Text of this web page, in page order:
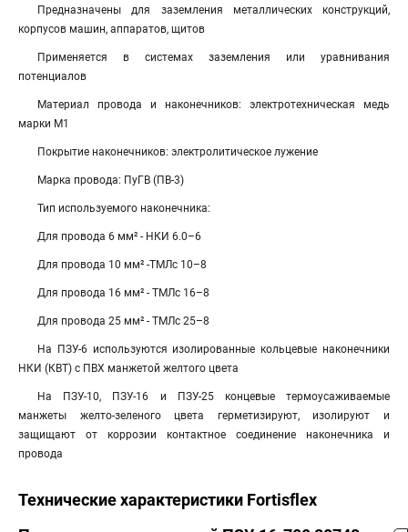
Предназначены для заземления металлических конструкций,
корпусов машин, аппаратов, щитов
Применяется в системах заземления или уравнивания
потенциалов
Материал провода и наконечников: электротехническая медь
марки М1
Покрытие наконечников: электролитическое лужение
Марка провода: ПуГВ (ПВ-3)
Тип используемого наконечника:
Для провода 6 мм² - НКИ 6.0–6
Для провода 10 мм² -ТМЛс 10–8
Для провода 16 мм² - ТМЛс 16–8
Для провода 25 мм² - ТМЛс 25–8
На ПЗУ-6 используются изолированные кольцевые наконечники
НКИ (КВТ) с ПВХ манжетой желтого цвета
На ПЗУ-10, ПЗУ-16 и ПЗУ-25 концевые термоусаживаемые
манжеты желто-зеленого цвета герметизируют, изолируют и
защищают от коррозии контактное соединение наконечника и
провода
Технические характеристики Fortisflex